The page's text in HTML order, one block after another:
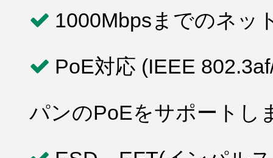
1000Mbpsまでのネッ
PoE対応 (IEEE
パンのPoEをサポートし